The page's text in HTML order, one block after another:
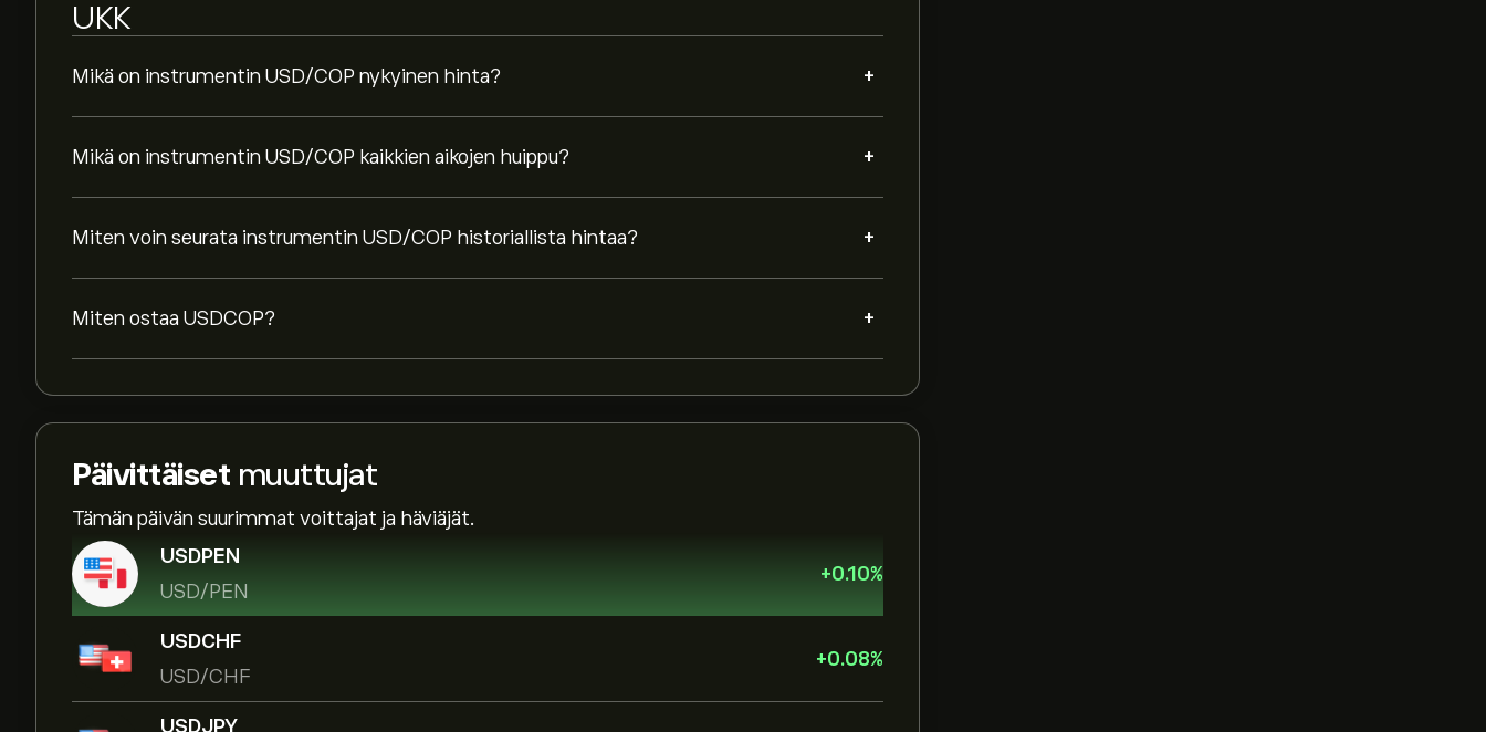
UKK
Mikä on instrumentin USD/COP nykyinen hinta? +
Mikä on instrumentin USD/COP kaikkien aikojen huippu? +
Miten voin seurata instrumentin USD/COP historiallista hintaa? +
Miten ostaa USDCOP? +
Päivittäiset muuttujat
Tämän päivän suurimmat voittajat ja häviäjät.
USDPEN
USD/PEN
+0.10%
USDCHF
USD/CHF
+0.08%
USDJPY